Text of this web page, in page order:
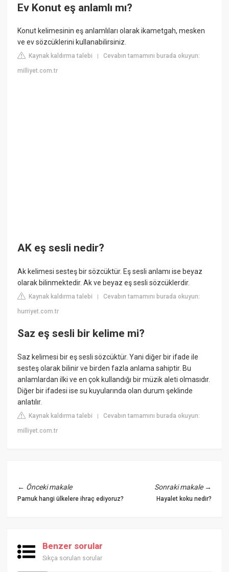
Ev Konut eş anlamlı mı?
Konut kelimesinin eş anlamlıları olarak ikametgah, mesken
ve ev sözcüklerini kullanabilirsiniz.
Kaynak kaldırma talebi |Cevabın tamamını burada okuyun:
milliyet.com.tr
AK eş sesli nedir?
Ak kelimesi sesteş bir sözcüktür. Eş sesli anlamı ise beyaz
olarak bilinmektedir. Ak ve beyaz eş sesli sözcüklerdir.
Kaynak kaldırma talebi |Cevabın tamamını burada okuyun:
hurriyet.com.tr
Saz eş sesli bir kelime mi?
Saz kelimesi bir eş sesli sözcüktür. Yani diğer bir ifade ile
sesteş olarak bilinir ve birden fazla anlama sahiptir. Bu
anlamlardan ilki ve en çok kullandığı bir müzik aleti olmasıdır.
Diğer bir ifadesi ise su kuyularında olan durum şeklinde
anlatılır.
Kaynak kaldırma talebi |Cevabın tamamını burada okuyun:
milliyet.com.tr
← Önceki makale
Pamuk hangi ülkelere ihraç ediyoruz?
Sonraki makale→
Hayalet koku nedir?
Benzer sorular
Sıkça sorulan sorular